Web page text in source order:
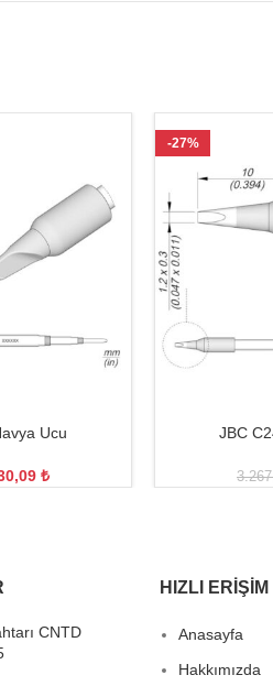
Ucu
₺
-27%
JBC
CNTD
HIZLI ERIŞIM
Anasayfa
Hakkımızda